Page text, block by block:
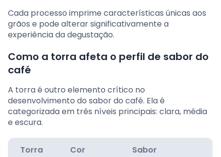
Cada processo imprime características únicas aos
grãos e pode alterar significativamente a
experiência da degustação.
Como a torra afeta o perfil de sabor do
café
A torra é outro elemento crítico no
desenvolvimento do sabor do café. Ela é
categorizada em três níveis principais: clara, média
e escura.
Torra Cor Sabor